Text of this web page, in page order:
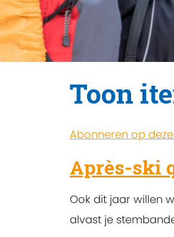
Toon
Abonneren op deze
Après-ski
Ook dit jaar willen
alvast je